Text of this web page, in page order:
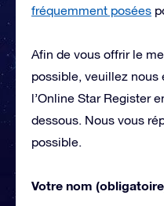
fréquemment posées
Afin de vous offrir le
possible, veuillez nous
l’Online Star Register
dessous. Nous vous
possible.
Votre nom